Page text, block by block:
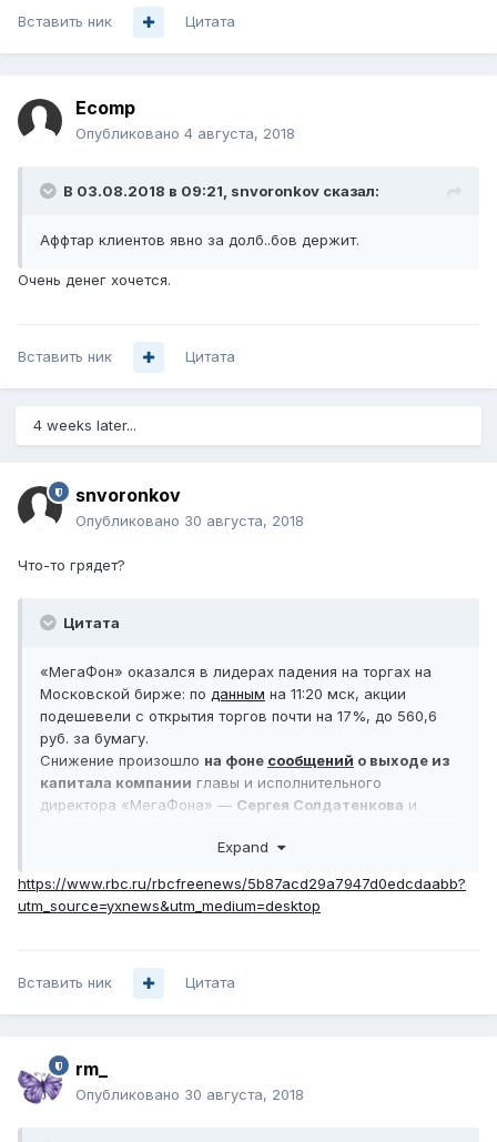
Вставить ник Цитата
Ecomp
Опубликовано 4 августа, 2018
В 03.08.2018 в 09:21, snvoronkov сказал:
Аффтар клиентов явно за долб..бов держит.
Очень денег хочется.
Вставить ник Цитата
4 weeks later...
snvoronkov
Опубликовано 30 августа, 2018
Что-то грядет?
Цитата
«МегаФон» оказался в лидерах падения на торгах на
Московской бирже: по данным на 11:20 мск, акции
подешевели с открытия торгов почти на 17%, до 560,6
руб. за бумагу.
Снижение произошло на фоне сообщений о выходе из
капитала компании главы и исполнительного
директора «МегаФона» — Сергея Солдатенкова и
уставном капитале телекоммуникационного оператора
(обыкновенные акции ему напрямую не принадлежали),
капитале эмитента в размере порядка 0,000968%.
Expand
https://www.rbc.ru/rbcfreenews/5b87acd29a7947d0edcdaabb?
utm_source=yxnews&utm_medium=desktop
Вставить ник Цитата
rm_
Опубликовано 30 августа, 2018